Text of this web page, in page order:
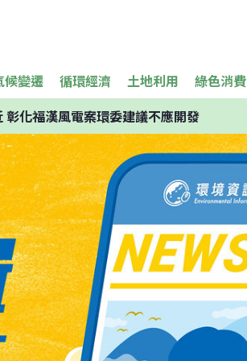
候變遷 循環經濟 土地利用 綠色消費
彰化福漢風電案環委建議不應開發